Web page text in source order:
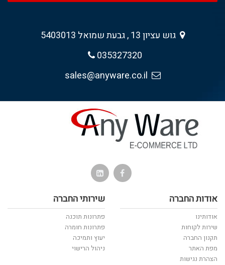
גוש עציון 13 , גבעת שמואל 5403013
035327320
אודות החברה
אודותינו
שירות לקוחות
תקנון החברה
מפת האתר
הצהרת נגישות
שירותי החברה
פתרונות תוכנה
פתרונות חומרה
יעוץ ותמיכה
ניהול הרישוי